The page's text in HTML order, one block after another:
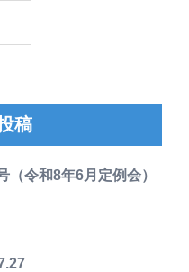
稿
令和8年6月定例会）